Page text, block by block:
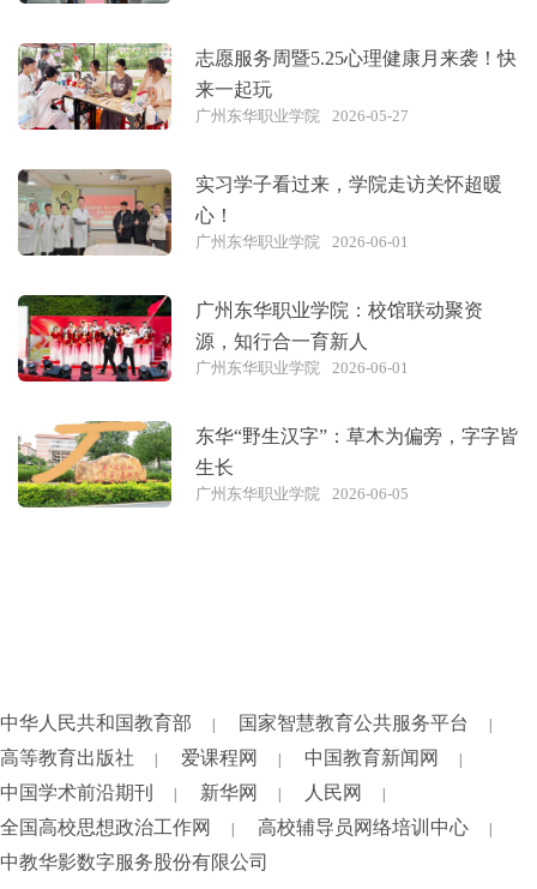
志愿服务周暨5.25心理健康月来袭！快
来一起玩
广州东华职业学院 2026-05-27
实习学子看过来，学院走访关怀超暖
心！
广州东华职业学院 2026-06-01
广州东华职业学院：校馆联动聚资
源，知行合一育新人
广州东华职业学院 2026-06-01
东华“野生汉字”：草木为偏旁，字字皆
生长
广州东华职业学院 2026-06-05
中华人民共和国教育部 | 国家智慧教育公共服务平台 |
高等教育出版社 | 爱课程网 | 中国教育新闻网 |
中国学术前沿期刊 | 新华网 | 人民网 |
全国高校思想政治工作网 | 高校辅导员网络培训中心 |
中教华影数字服务股份有限公司